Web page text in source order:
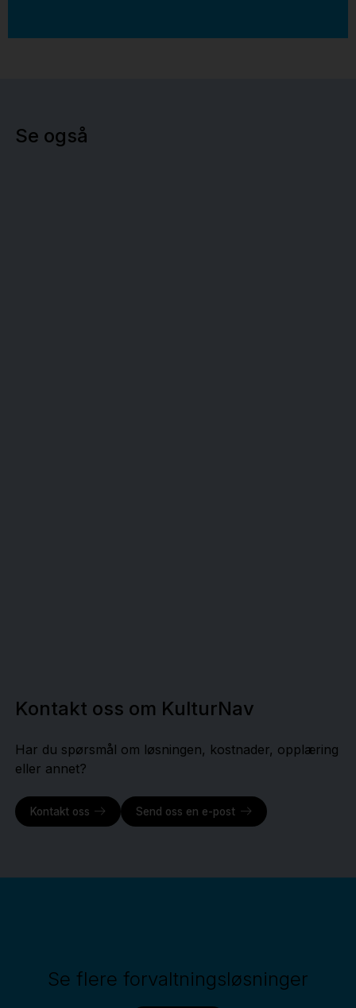
Se også
Kontakt oss om KulturNav
Har du spørsmål om løsningen, kostnader, opplæring
eller annet?
Kontakt oss Send oss en e-post
Se flere forvaltningsløsninger